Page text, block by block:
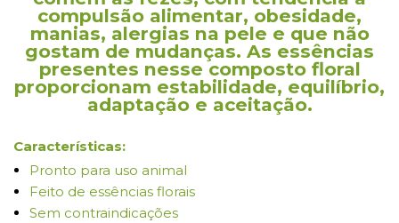
compulsão alimentar, obesidade,
manias, alergias na pele e que não
gostam de mudanças. As essências
presentes nesse composto floral
proporcionam estabilidade, equilíbrio,
adaptação e aceitação.
Características:
Pronto para uso animal
Feito de essências florais
Sem contraindicações